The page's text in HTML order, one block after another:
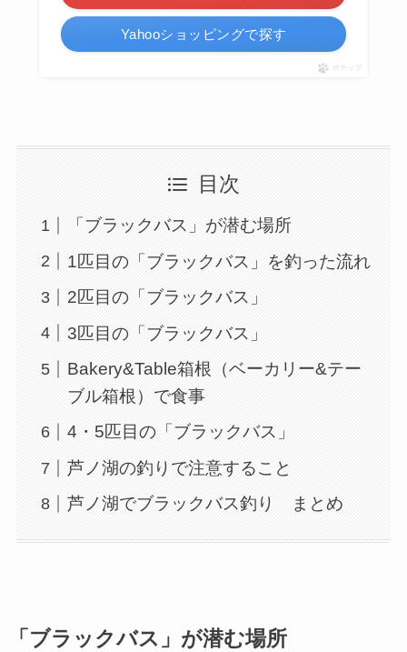
Yahooショッピングで探す
ポチップ
目次
「ブラックバス」が潜む場所
1匹目の「ブラックバス」を釣った流れ
2匹目の「ブラックバス」
3匹目の「ブラックバス」
Bakery&Table箱根（ベーカリー&テー
ブル箱根）で食事
4・5匹目の「ブラックバス」
芦ノ湖の釣りで注意すること
芦ノ湖でブラックバス釣り まとめ
「ブラックバス」が潜む場所